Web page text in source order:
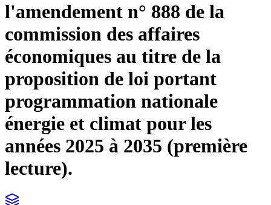
l'amendement n° 888 de la
commission des affaires
économiques au titre de la
proposition de loi portant
programmation nationale
énergie et climat pour les
années 2025 à 2035 (première
lecture).